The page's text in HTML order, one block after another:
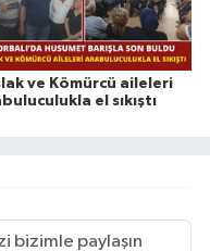
ve Kömürcü aileleri
el sıkıştı